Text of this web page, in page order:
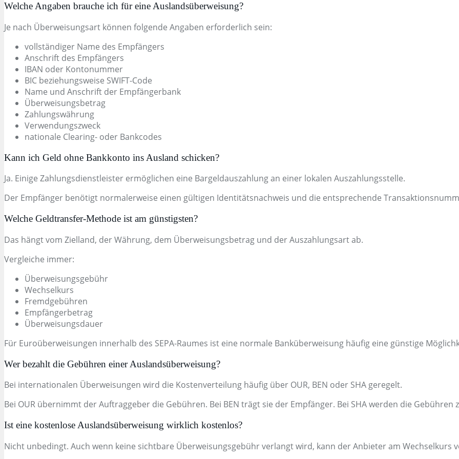
Welche Angaben brauche ich für eine Auslandsüberweisung?
Je nach Überweisungsart können folgende Angaben erforderlich sein:
vollständiger Name des Empfängers
Anschrift des Empfängers
IBAN oder Kontonummer
BIC beziehungsweise SWIFT-Code
Name und Anschrift der Empfängerbank
Überweisungsbetrag
Zahlungswährung
Verwendungszweck
nationale Clearing- oder Bankcodes
Kann ich Geld ohne Bankkonto ins Ausland schicken?
Ja. Einige Zahlungsdienstleister ermöglichen eine Bargeldauszahlung an einer lokalen Auszahlungsstelle.
Der Empfänger benötigt normalerweise einen gültigen Identitätsnachweis und die entsprechende
Welche Geldtransfer-Methode ist am günstigsten?
Das hängt vom Zielland, der Währung, dem Überweisungsbetrag und der Auszahlungsart ab.
Vergleiche immer:
Überweisungsgebühr
Wechselkurs
Fremdgebühren
Empfängerbetrag
Überweisungsdauer
Für Euroüberweisungen innerhalb des SEPA-Raumes ist eine normale Banküberweisung häufig eine günstige
Wer bezahlt die Gebühren einer Auslandsüberweisung?
Bei internationalen Überweisungen wird die Kostenverteilung häufig über OUR, BEN oder SHA geregelt.
Bei OUR übernimmt der Auftraggeber die Gebühren. Bei BEN trägt sie der Empfänger. Bei SHA werden die Gebühren
Ist eine kostenlose Auslandsüberweisung wirklich kostenlos?
Nicht unbedingt. Auch wenn keine sichtbare Überweisungsgebühr verlangt wird, kann der Anbieter am Wechselkurs